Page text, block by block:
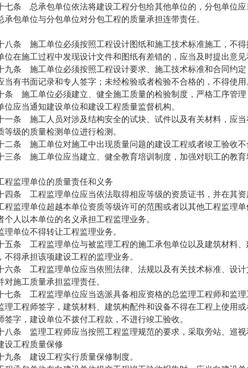
总承包单位依法将建设工程分包给其他单位的，分包单位应
承包单位与分包单位对分包工程的质量承担连带责任。
施工单位必须按照工程设计图纸和施工技术标准施工，不得
施工过程中发现设计文件和图纸有差错的，应当及时提出意见
施工单位必须按照工程设计要求、施工技术标准和合同约定
当有书面记录和专人签字；未经检验或者检验不合格的，不得使用
施工单位必须建立、健全施工质量的检验制度，严格工序管理
位应当通知建设单位和建设工程质量监督机构。
施工人员对涉及结构安全的试块、试件以及有关材料，应当
等级的质量检测单位进行检测。
施工单位对施工中出现质量问题的建设工程或者竣工验收不
施工单位应当建立、健全教育培训制度，加强对职工的教育
监理单位的质量责任和义务
工程监理单位应当依法取得相应等级的资质证书，并在其资
理单位超越本单位资质等级许可的范围或者以其他工程监理单
个人以本单位的名义承担工程监理业务。
单位不得转让工程监理业务。
工程监理单位与被监理工程的施工承包单位以及建筑材料、
不得承担该项建设工程的监理业务。
工程监理单位应当依照法律、法规以及有关技术标准、设计
对施工质量承担监理责任。
工程监理单位应当选派具备相应资格的总监理工程师和监理
程师签字，建筑材料、建筑构配件和设备不得在工程上使用或
签字，建设单位不拨付工程款，不进行竣工验收。
监理工程师应当按照工程监理规范的要求，采取旁站、巡视
工程质量保修
条 建设工程实行质量保修制度。